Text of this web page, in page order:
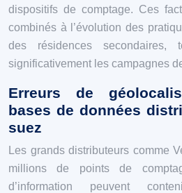
dispositifs de comptage. Ces
combinés à l’évolution des
des résidences secondaires,
significativement les campagnes
Erreurs de
bases de données
suez
Les grands distributeurs comme
millions de points de
d’information peuvent